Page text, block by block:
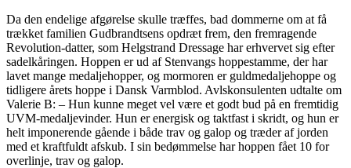
Da den endelige afgørelse skulle træffes, bad dommerne om at få
trækket familien Gudbrandtsens opdræt frem, den fremragende
Revolution-datter, som Helgstrand Dressage har erhvervet sig efter
sadelkåringen. Hoppen er ud af Stenvangs hoppestamme, der har
lavet mange medaljehopper, og mormoren er guldmedaljehoppe og
tidligere årets hoppe i Dansk Varmblod. Avlskonsulenten udtalte om
Valerie B: – Hun kunne meget vel være et godt bud på en fremtidig
UVM-medaljevinder. Hun er energisk og taktfast i skridt, og hun er
helt imponerende gående i både trav og galop og træder af jorden
med et kraftfuldt afskub. I sin bedømmelse har hoppen fået 10 for
overlinje, trav og galop.